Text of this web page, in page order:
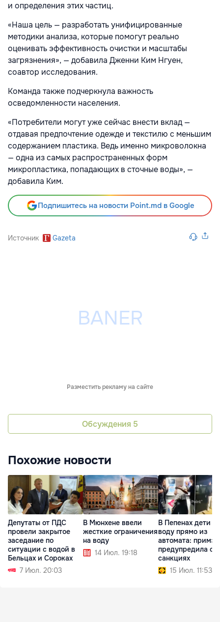
и определения этих частиц.
«Наша цель — разработать унифицированные
методики анализа, которые помогут реально
оценивать эффективность очистки и масштабы
загрязнения», — добавила Дженни Ким Нгуен,
соавтор исследования.
Команда также подчеркнула важность
осведомленности населения.
«Потребители могут уже сейчас внести вклад —
отдавая предпочтение одежде и текстилю с меньшим
содержанием пластика. Ведь именно микроволокна
— одна из самых распространенных форм
микропластика, попадающих в сточные воды», —
добавила Ким.
Подпишитесь на новости Point.md в Google
Источник Gazeta
Разместить рекламу на сайте
Обсуждения 5
Похожие новости
Депутаты от ПДС
провели закрытое
заседание по
ситуации с водой в
Бельцах и Сороках
7 Июл. 20:03
В Мюнхене ввели
жесткие ограничения
на воду
14 Июл. 19:18
В Пепенах дети
воду прямо из
автомата:
предупредила о
санкциях
15 Июл. 11:53